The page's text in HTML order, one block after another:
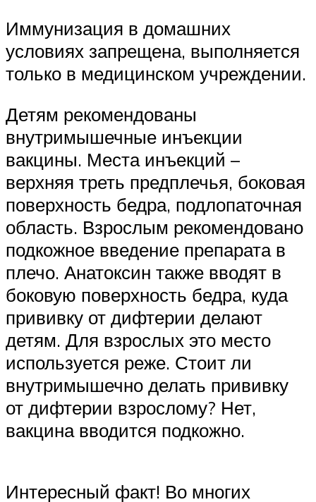
Иммунизация в домашних
условиях запрещена, выполняется
только в медицинском учреждении.
Детям рекомендованы
внутримышечные инъекции
вакцины. Места инъекций –
верхняя треть предплечья, боковая
поверхность бедра, подлопаточная
область. Взрослым рекомендовано
подкожное введение препарата в
плечо. Анатоксин также вводят в
боковую поверхность бедра, куда
прививку от дифтерии делают
детям. Для взрослых это место
используется реже. Стоит ли
внутримышечно делать прививку
от дифтерии взрослому? Нет,
вакцина вводится подкожно.
Интересный факт! Во многих